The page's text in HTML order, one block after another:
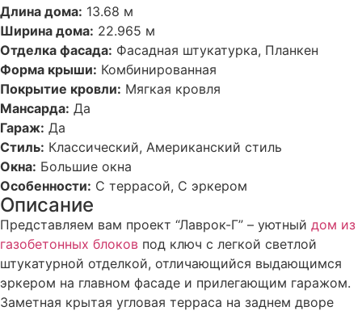
Длина дома: 13.68 м
Ширина дома: 22.965 м
Отделка фасада: Фасадная штукатурка, Планкен
Форма крыши: Комбинированная
Покрытие кровли: Мягкая кровля
Мансарда: Да
Гараж: Да
Стиль: Классический, Американский стиль
Окна: Большие окна
Особенности: С террасой, С эркером
Описание
Представляем вам проект “Лаврок-Г” – уютный дом из
газобетонных блоков под ключ с легкой светлой
штукатурной отделкой, отличающийся выдающимся
эркером на главном фасаде и прилегающим гаражом.
Заметная крытая угловая терраса на заднем дворе